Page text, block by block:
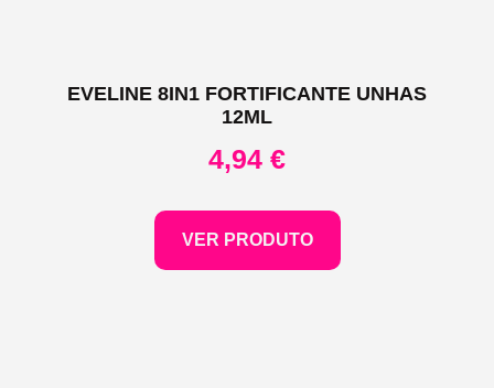
EVELINE 8IN1 FORTIFICANTE UNHAS
12ML
4,94 €
VER PRODUTO